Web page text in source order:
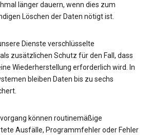
länger dauern, wenn dies zum
Löschen der Daten nötigt ist.
Dienste verschlüsselte
zusätzlichen Schutz für den Fall, dass
Wiederherstellung erforderlich wird. In
bleiben Daten bis zu sechs
können routinemäßige
Ausfälle, Programmfehler oder Fehler